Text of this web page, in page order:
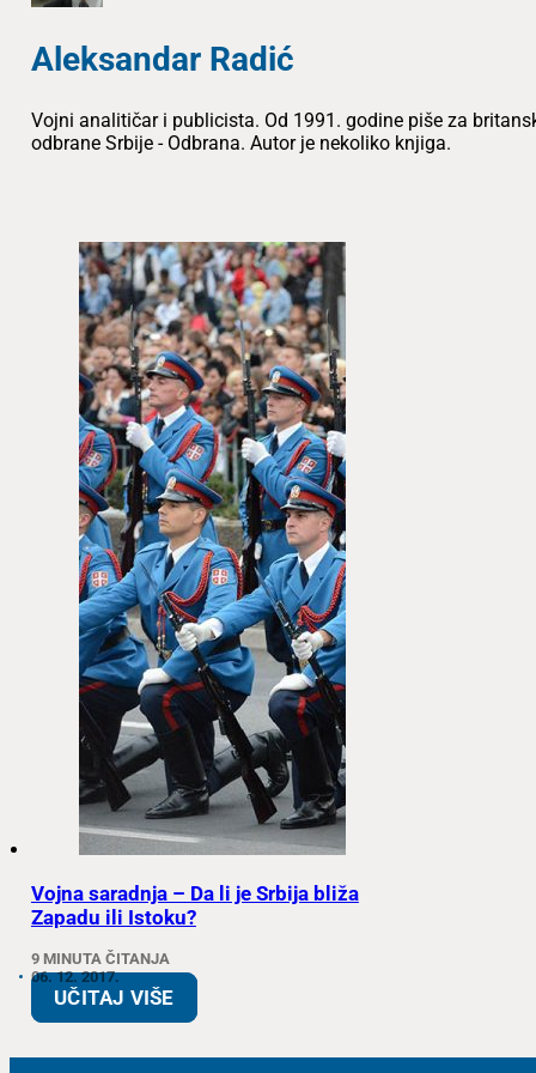
Aleksandar Radić
Vojni analitičar i publicista. Od 1991. godine piše za
odbrane Srbije - Odbrana. Autor je nekoliko knjiga.
Vojna saradnja – Da li je Srbija bliža
Zapadu ili Istoku?
9 MINUTA ČITANJA
06. 12. 2017.
UČITAJ VIŠE